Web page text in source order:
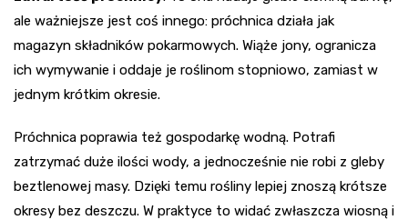
ale ważniejsze jest coś innego: próchnica działa jak
magazyn składników pokarmowych. Wiąże jony, ogranicza
ich wymywanie i oddaje je roślinom stopniowo, zamiast w
jednym krótkim okresie.
Próchnica poprawia też gospodarkę wodną. Potrafi
zatrzymać duże ilości wody, a jednocześnie nie robi z gleby
beztlenowej masy. Dzięki temu rośliny lepiej znoszą krótsze
okresy bez deszczu. W praktyce to widać zwłaszcza wiosną i